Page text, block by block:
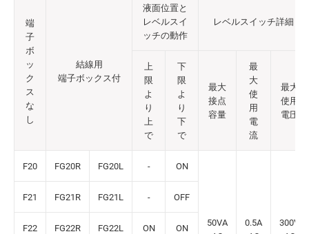
端
子
ボ
ッ
ク
ス
な
し
結線用
端子ボックス付
液面位置と
レベルスイ
ッチの動作
レベルスイッチ詳細
上
限
よ
り
上
で
下
限
よ
り
下
で
最大
接点
容量
最
大
使
用
電
流
最大
使用
電圧
F20 FG20R FG20L - ON
50VA
0.5A
300V
F21 FG21R FG21L - OFF
F22 FG22R FG22L ON ON